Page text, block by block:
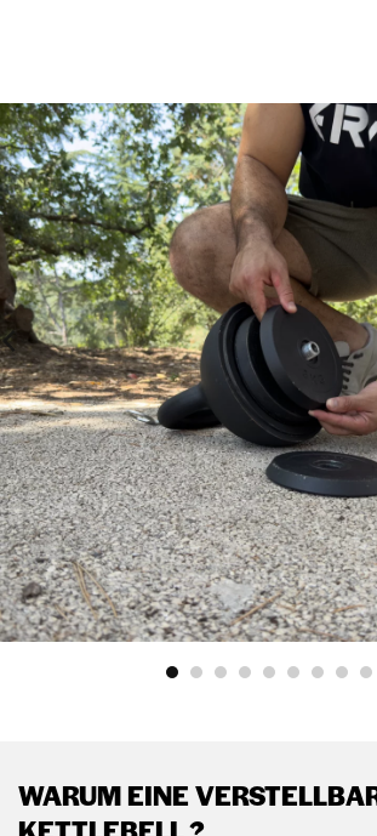
WARUM EINE